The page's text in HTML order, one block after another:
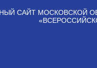
САЙТ МОСКОВСКОЙ